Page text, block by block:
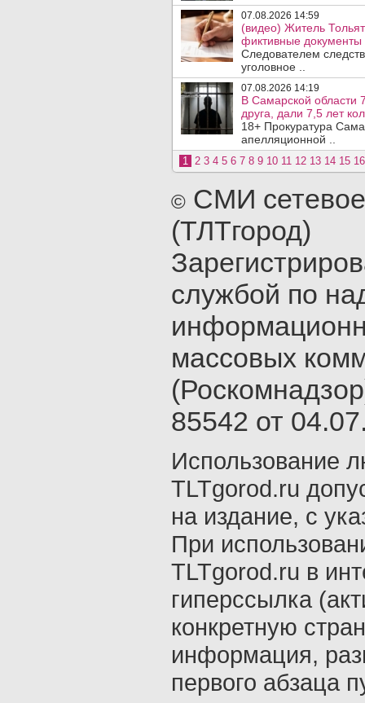
07.08.2026 14:59
(видео) Житель
фиктивные документы
Следователем
уголовное ..
07.08.2026 14:19
В Самарской области
друга, дали 7,5 лет
18+ Прокуратура
апелляционной ..
1 2 3 4 5 6 7 8 9 10 11 12 13 14 15 16
© СМИ
(ТЛТгород)
службой по
массовых
85542 от
Использование
TLTgorod.ru
на издание, с
При
TLTgorod.ru в
гиперссылка
конкретную
информация,
первого абзаца